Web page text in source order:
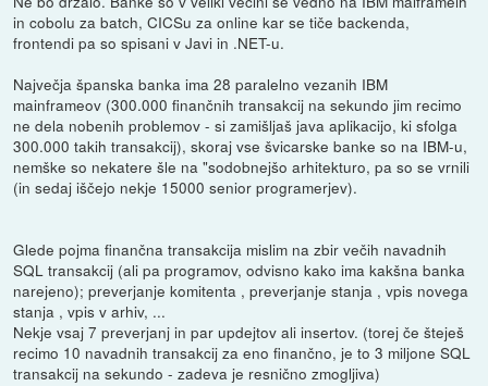
in cobolu za batch, CICSu za online kar se tiče backenda,
frontendi pa so spisani v Javi in .NET-u.
Največja španska banka ima 28 paralelno vezanih IBM
mainframeov (300.000 finančnih transakcij na sekundo jim recimo
ne dela nobenih problemov - si zamišljaš java aplikacijo, ki sfolga
300.000 takih transakcij), skoraj vse švicarske banke so na IBM-u,
nemške so nekatere šle na "sodobnejšo arhitekturo, pa so se vrnili
(in sedaj iščejo nekje 15000 senior programerjev).
Glede pojma finančna transakcija mislim na zbir večih navadnih
SQL transakcij (ali pa programov, odvisno kako ima kakšna banka
narejeno); preverjanje komitenta , preverjanje stanja , vpis novega
stanja , vpis v arhiv, ...
Nekje vsaj 7 preverjanj in par updejtov ali insertov. (torej če šteješ
recimo 10 navadnih transakcij za eno finančno, je to 3 miljone SQL
transakcij na sekundo - zadeva je resnično zmogljiva)